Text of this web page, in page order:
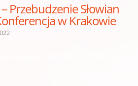
Przebudzenie Słowian
w Krakowie